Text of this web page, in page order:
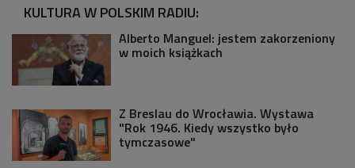
KULTURA W POLSKIM RADIU:
Alberto Manguel: jestem zakorzeniony
w moich książkach
Z Breslau do Wrocławia. Wystawa
"Rok 1946. Kiedy wszystko było
tymczasowe"